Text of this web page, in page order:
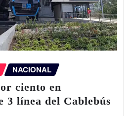
NACIONAL
ciento en
3 línea del Cablebús